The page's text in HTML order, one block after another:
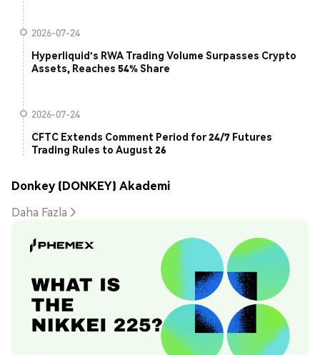
2026-07-24
Hyperliquid's RWA Trading Volume Surpasses Crypto
Assets, Reaches 54% Share
2026-07-24
CFTC Extends Comment Period for 24/7 Futures
Trading Rules to August 26
Donkey (DONKEY) Akademi
Daha Fazla